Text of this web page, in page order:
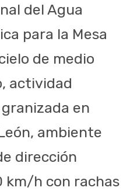
del Agua
para la Mesa
de medio
actividad
en
ambiente
dirección
km/h con rachas